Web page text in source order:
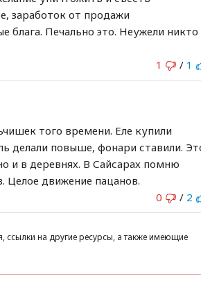
заработок от продажи
блага. Печально это. Неужели никто
1
/ 1
того времени. Еле купили
делали повыше, фонари ставили.
и в деревнях. В Сайсарах помню
Целое движение пацанов.
0
/ 2
ссылки на другие ресурсы, а также имеющие